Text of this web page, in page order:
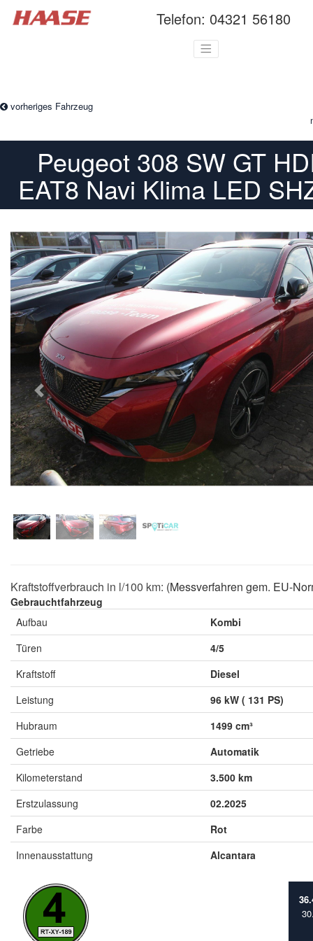
Telefon: 04321 56180
vorheriges Fahrzeug
Peugeot 308 SW GT
EAT8 Navi Klima LED
Previous
Kraftstoffverbrauch in l/100 km: (Messverfahren gem. EU-
Gebrauchtfahrzeug
Aufbau
Kombi
Türen
4/5
Kraftstoff
Diesel
Leistung
96 kW ( 131 PS)
Hubraum
1499 cm³
Getriebe
Automatik
Kilometerstand
3.500 km
Erstzulassung
02.2025
Farbe
Rot
Innenausstattung
Alcantara